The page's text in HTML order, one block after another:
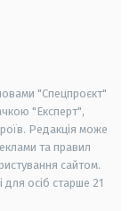
"Спецпроєкт"
"Експерт",
Редакція може
та правил
сайтом.
для осіб старше 21